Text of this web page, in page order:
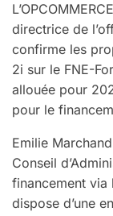
directrice de
confirme les
2i sur le FNE-
allouée pour
pour le
Emilie
Conseil
financement via
dispose d’une